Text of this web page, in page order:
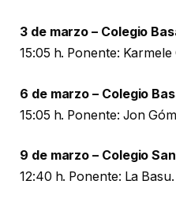
3 de marzo – Colegio
15:05 h. Ponente: Karmele
6 de marzo – Colegio
15:05 h. Ponente: Jon
9 de marzo – Colegio
12:40 h. Ponente: La Basu.